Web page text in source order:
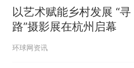
以艺术赋能乡村发展 “寻
路”摄影展在杭州启幕
环球网资讯